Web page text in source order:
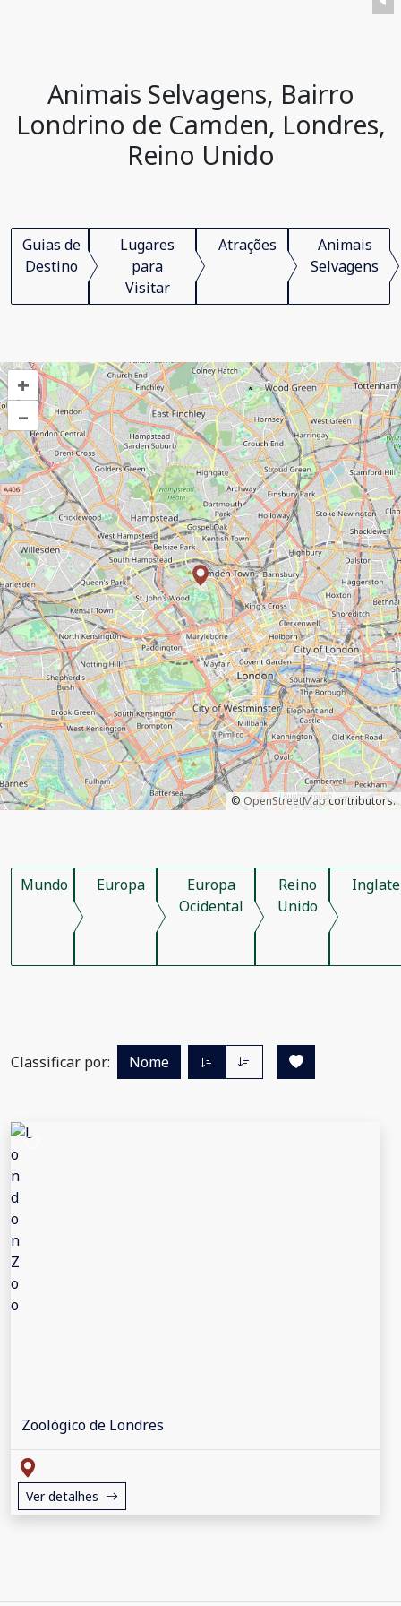
Animais Selvagens, Bairro
Londrino de Camden, Londres,
Reino Unido
Guias de
Destino
Lugares
para
Visitar
Atrações
Animais
Selvagens
+
–
© OpenStreetMapcontributors.
Mundo Europa
Europa
Ocidental
Reino
Unido
Classificar por: Nome
Zoológico de Londres
Ver detalhes